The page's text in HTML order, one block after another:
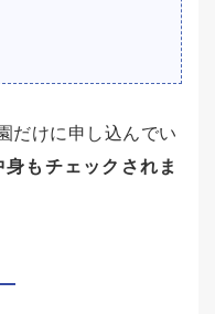
だけに申し込んでい
身もチェックされま